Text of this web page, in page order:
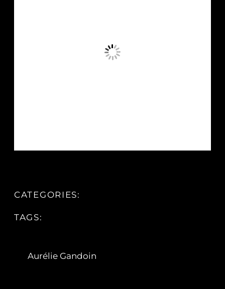
CATEGORIES:
TAGS:
Aurélie Gandoin